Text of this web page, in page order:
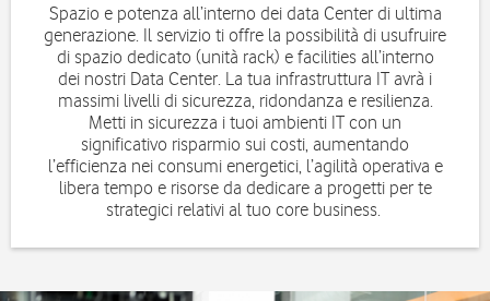
Spazio e potenza all’interno dei data Center di ultima
generazione.​ Il servizio ti offre la possibilità di usufruire
di spazio dedicato (unità rack) e facilities all’interno
dei nostri Data Center. La tua infrastruttura IT avrà i
massimi livelli di sicurezza, ridondanza e resilienza.​
Metti in sicurezza i tuoi ambienti IT con un
significativo risparmio sui costi, aumentando
l’efficienza nei consumi energetici, l’agilità operativa e
libera tempo e risorse da dedicare a progetti per te
strategici relativi al tuo core business. ​